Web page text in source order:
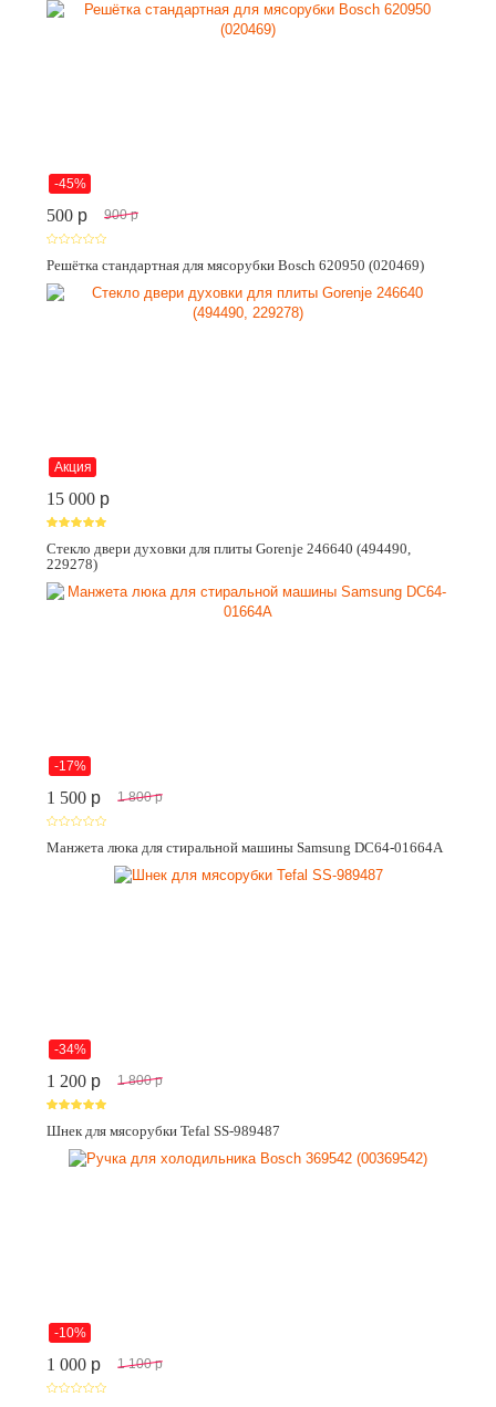
-45%
500 p 900 p
Решётка стандартная для мясорубки Bosch 620950 (020469)
Акция
15 000 p
Стекло двери духовки для плиты Gorenje 246640 (494490,
229278)
-17%
1 500 p 1 800 p
Манжета люка для стиральной машины Samsung DC64-01664A
-34%
1 200 p 1 800 p
Шнек для мясорубки Tefal SS-989487
-10%
1 000 p 1 100 p